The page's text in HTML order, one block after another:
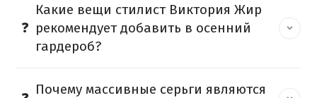
Какие вещи стилист Виктория Жир
рекомендует добавить в осенний
гардероб?
Почему массивные серьги являются